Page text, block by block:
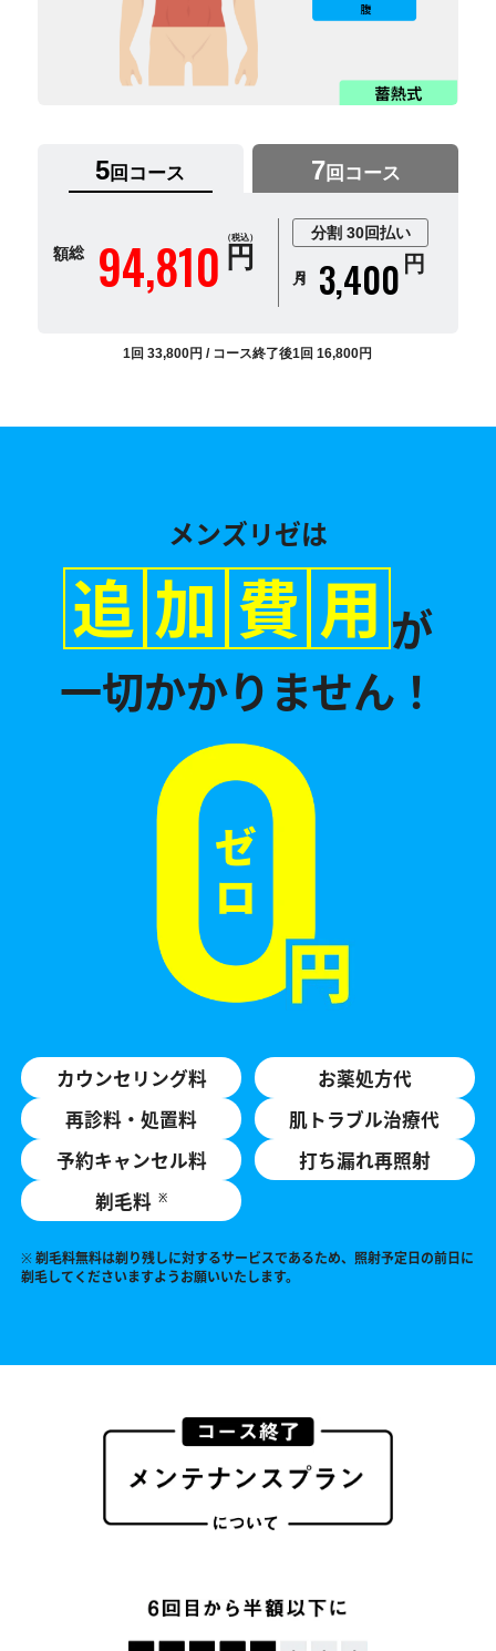
5回コース 7回コース
94,810 （税込）
円
分割 30回払い
3,400 円
1回 33,800円 / コース終了後1回 16,800円
メンズリゼは
追 加 費 用 が
一切かかりません！
カウンセリング料
お薬処方代
再診料・処置料
肌トラブル治療代
予約キャンセル料
打ち漏れ再照射
剃毛料 ※
※ 剃毛料無料は剃り残しに対するサービスであるため、照射予定日の前日に
剃毛してくださいますようお願いいたします。